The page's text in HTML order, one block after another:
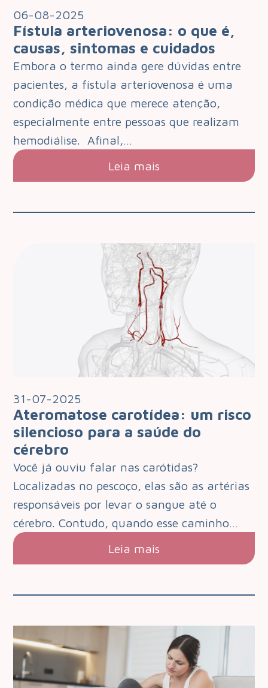
06-08-2025
Fístula arteriovenosa: o que é,
causas, sintomas e cuidados
Embora o termo ainda gere dúvidas entre
pacientes, a fístula arteriovenosa é uma
condição médica que merece atenção,
especialmente entre pessoas que realizam
hemodiálise. Afinal,…
Leia mais
31-07-2025
Ateromatose carotídea: um risco
silencioso para a saúde do
cérebro
Você já ouviu falar nas carótidas?
Localizadas no pescoço, elas são as artérias
responsáveis por levar o sangue até o
cérebro. Contudo, quando esse caminho…
Leia mais